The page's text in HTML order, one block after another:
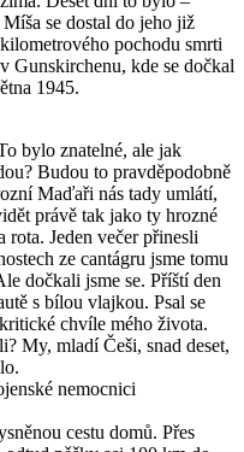
se dostal do jeho již
pochodu smrti
Gunskirchenu, kde se dočkal
1945.
bylo znatelné, ale jak
Budou to pravděpodobně
Maďaři nás tady umlátí,
právě tak jako ty hrozné
rota. Jeden večer přinesli
ze cantágru jsme tomu
dočkali jsme se. Příští den
s bílou vlajkou. Psal se
chvíle mého života.
My, mladí Češi, snad deset,
nemocnici
cestu domů. Přes